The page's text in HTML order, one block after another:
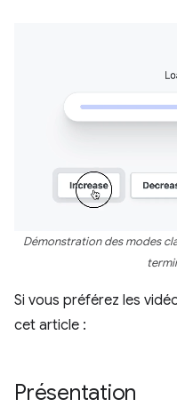
Démonstration des modes
Si vous préférez les
cet article :
Présentation